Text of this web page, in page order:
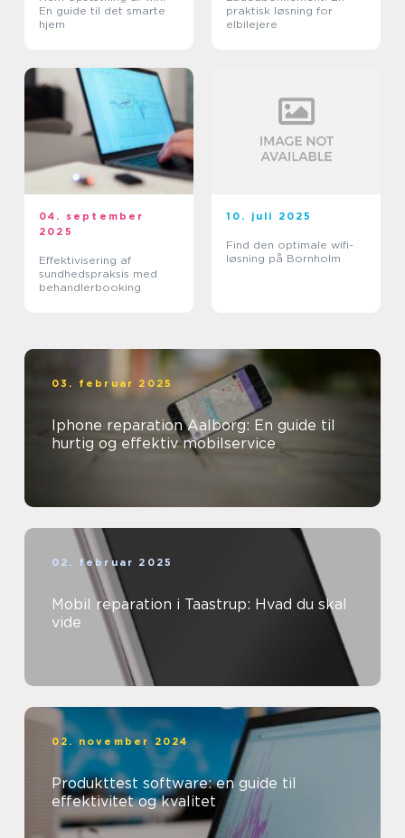
En guide til det smarte
hjem
praktisk løsning for
elbilejere
04. september
2025
Effektivisering af
sundhedspraksis med
behandlerbooking
10. juli 2025
Find den optimale wifi-
løsning på Bornholm
03. februar 2025
Iphone reparation Aalborg: En guide til
hurtig og effektiv mobilservice
02. februar 2025
Mobil reparation i Taastrup: Hvad du skal
vide
02. november 2024
Produkttest software: en guide til
effektivitet og kvalitet